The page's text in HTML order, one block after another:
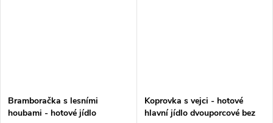
Bramboračka s lesními
houbami - hotové jídlo
Koprovka s vejci - hotové
hlavní jídlo dvouporcové bez